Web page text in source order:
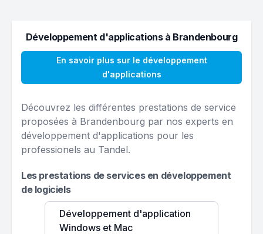
Développement d'applications à Brandenbourg
En savoir plus sur le développement
d'applications
Découvrez les différentes prestations de service
proposées à Brandenbourg par nos experts en
développement d'applications pour les
professionels au Tandel.
Les prestations de services en développement
de logiciels
Développement d'application
Windows et Mac